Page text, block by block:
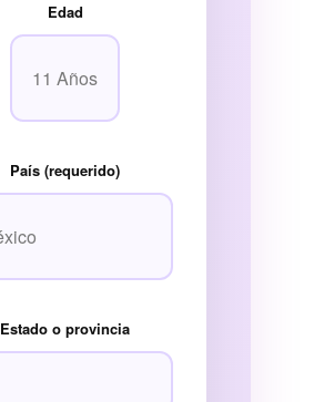
Edad
País (requerido)
Estado o provincia